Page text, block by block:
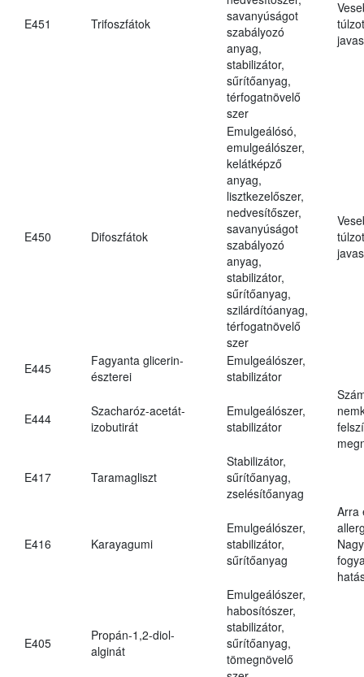
E451 Trifoszfátok
savanyúságot
szabályozó
anyag,
stabilizátor,
sűrítőanyag,
térfogatnövelő
szer
E450 Difoszfátok
Emulgeálósó,
emulgeálószer,
kelátképző
anyag,
lisztkezelőszer,
nedvesítőszer,
savanyúságot
szabályozó
anyag,
stabilizátor,
sűrítőanyag,
szilárdítóanyag,
térfogatnövelő
szer
E445
Fagyanta glicerin-
észterei
Emulgeálószer,
stabilizátor
E444
Szacharóz-acetát-
izobutirát
Emulgeálószer,
stabilizátor
E417 Taramagliszt
Stabilizátor,
sűrítőanyag,
zselésítőanyag
E416 Karayagumi
Emulgeálószer,
stabilizátor,
sűrítőanyag
Arra
E405
Propán-1,2-diol-
alginát
Emulgeálószer,
habosítószer,
stabilizátor,
sűrítőanyag,
tömegnövelő